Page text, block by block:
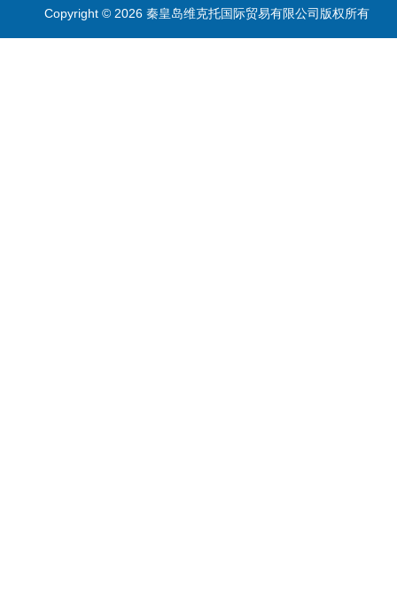
Copyright © 2026 秦皇岛维克托国际贸易有限公司版权所有